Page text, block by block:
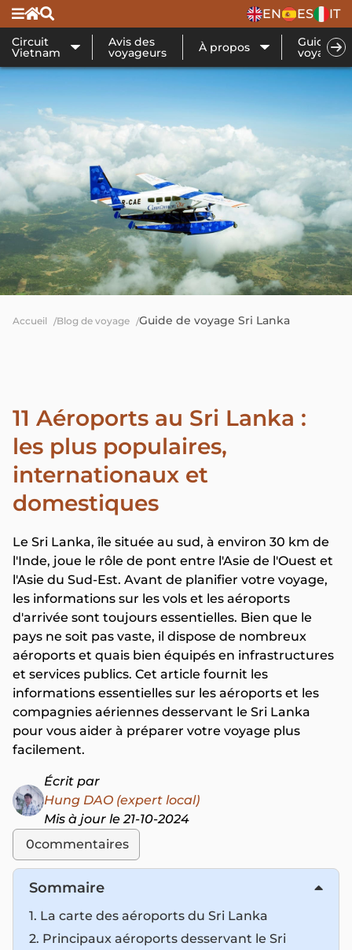
EN ES IT
Circuit
Vietnam
Avis des
voyageurs À propos Guide de
voyage
Accueil Blog de voyage Guide de voyage Sri Lanka
11 Aéroports au Sri Lanka :
les plus populaires,
internationaux et
domestiques
Le Sri Lanka, île située au sud, à environ 30 km de
l'Inde, joue le rôle de pont entre l'Asie de l'Ouest et
l'Asie du Sud-Est. Avant de planifier votre voyage,
les informations sur les vols et les aéroports
d'arrivée sont toujours essentielles. Bien que le
pays ne soit pas vaste, il dispose de nombreux
aéroports et quais bien équipés en infrastructures
et services publics. Cet article fournit les
informations essentielles sur les aéroports et les
compagnies aériennes desservant le Sri Lanka
pour vous aider à préparer votre voyage plus
facilement.
Écrit par
Hung DAO (expert local)
Mis à jour le 21-10-2024
0commentaires
Sommaire
​1. La carte des aéroports du Sri Lanka
2. Principaux aéroports desservant le Sri